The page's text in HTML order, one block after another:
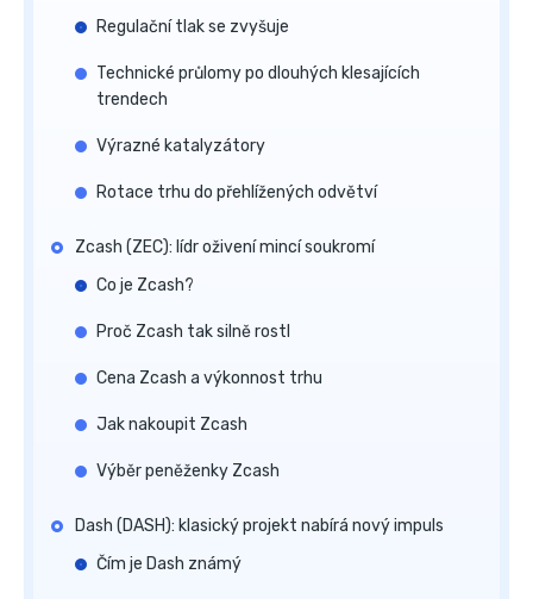
Regulační tlak se zvyšuje
Technické průlomy po dlouhých klesajících
trendech
Výrazné katalyzátory
Rotace trhu do přehlížených odvětví
Zcash (ZEC): lídr oživení mincí soukromí
Co je Zcash?
Proč Zcash tak silně rostl
Cena Zcash a výkonnost trhu
Jak nakoupit Zcash
Výběr peněženky Zcash
Dash (DASH): klasický projekt nabírá nový impuls
Čím je Dash známý